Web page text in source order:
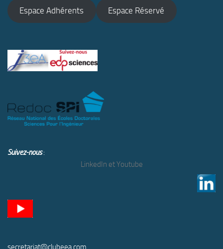
Espace Adhérents Espace Réservé
Suivez-nous:
LinkedIn et Youtube
secretariat@clubeea.com